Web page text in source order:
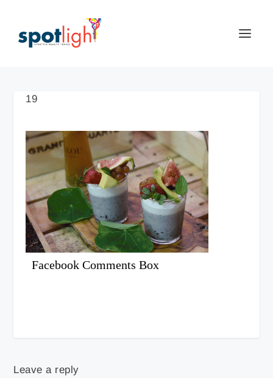
19
Facebook Comments Box
Leave a reply